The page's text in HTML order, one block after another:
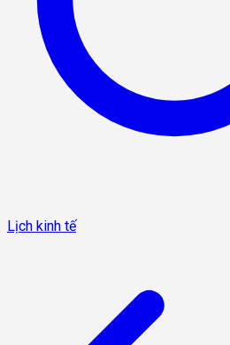
Lịch kinh tế